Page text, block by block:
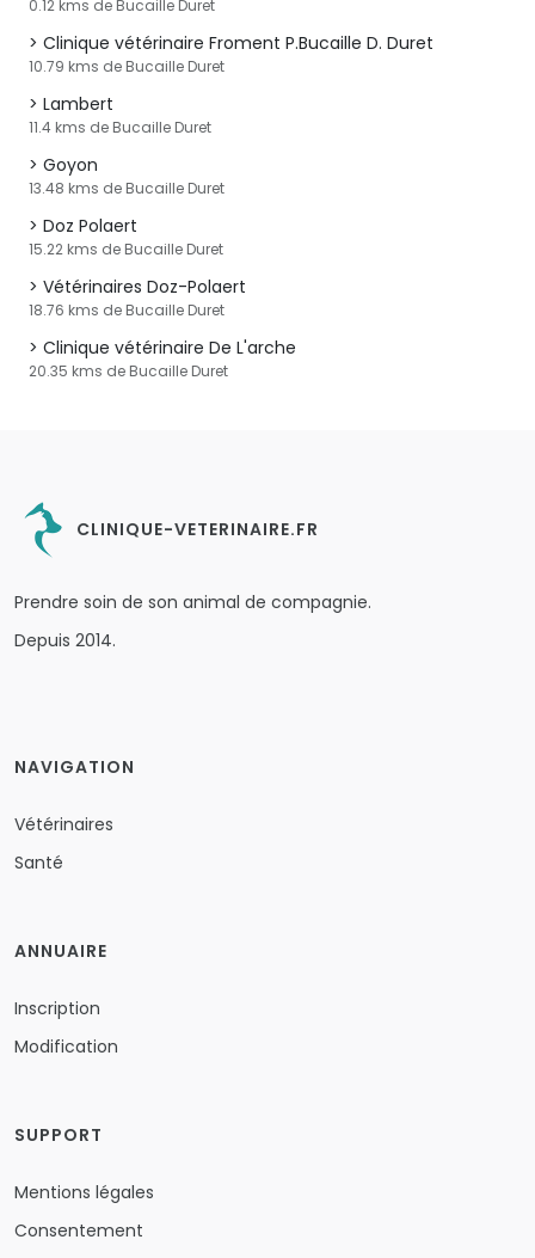
0.12 kms de Bucaille Duret
Clinique vétérinaire Froment P.Bucaille D. Duret
10.79 kms de Bucaille Duret
Lambert
11.4 kms de Bucaille Duret
Goyon
13.48 kms de Bucaille Duret
Doz Polaert
15.22 kms de Bucaille Duret
Vétérinaires Doz-Polaert
18.76 kms de Bucaille Duret
Clinique vétérinaire De L'arche
20.35 kms de Bucaille Duret
CLINIQUE-VETERINAIRE.FR
Prendre soin de son animal de compagnie.
Depuis 2014.
NAVIGATION
Vétérinaires
Santé
ANNUAIRE
Inscription
Modification
SUPPORT
Mentions légales
Consentement